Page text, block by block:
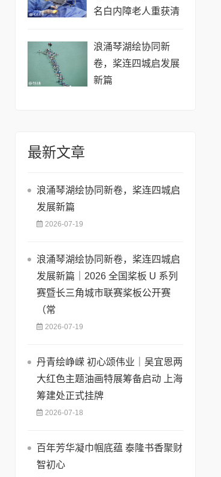
名白内障老人重获清
浪涌琴湖绘协同新
卷，桨连四城启发展
新篇
最新文章
浪涌琴湖绘协同新卷，桨连四城启
发展新篇
2026-07-19
浪涌琴湖绘协同新卷，桨连四城启
发展新篇｜2026 全国桨板 U 系列
赛暨长三角城市联赛桨板公开赛
（常
2026-07-19
丹青绘峥嵘 初心颂伟业｜吴宜恩两
大红色主题油画特展筹备启动 上海
筹建处正式挂牌
2026-07-18
百年芳华凝巾帼底蕴 泰隆书香聚财
智初心